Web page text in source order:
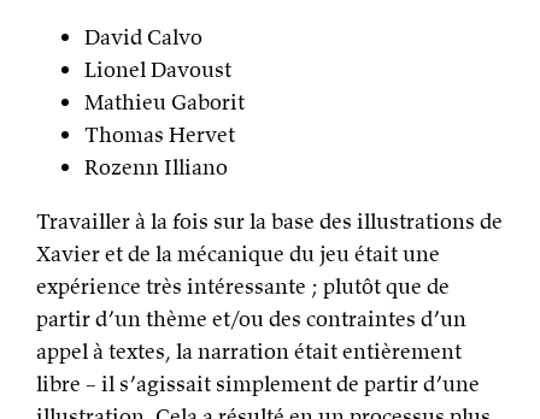
David Calvo
Lionel Davoust
Mathieu Gaborit
Thomas Hervet
Rozenn Illiano
Travailler à la fois sur la base des illustrations de
Xavier et de la mécanique du jeu était une
expérience très intéressante ; plutôt que de
partir d’un thème et/ou des contraintes d’un
appel à textes, la narration était entièrement
libre – il s’agissait simplement de partir d’une